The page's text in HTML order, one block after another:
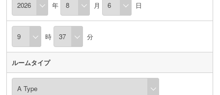
年 月 日
時 分
ルームタイプ